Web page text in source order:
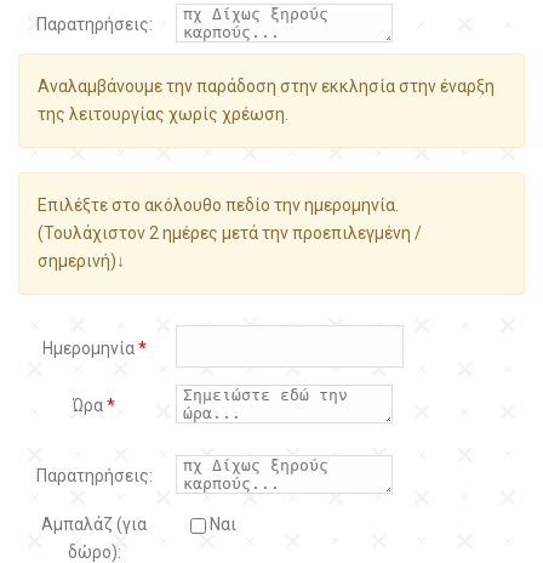
Παρατηρήσεις:
Αναλαμβάνουμε την παράδοση στην εκκλησία στην έναρξη
της λειτουργίας χωρίς χρέωση.
Επιλέξτε στο ακόλουθο πεδίο την ημερομηνία.
(Τουλάχιστον 2 ημέρες μετά την προεπιλεγμένη /
σημερινή)↓
Ημερομηνία*
Ώρα*
Παρατηρήσεις:
Αμπαλάζ (για
δώρο):
Ναι